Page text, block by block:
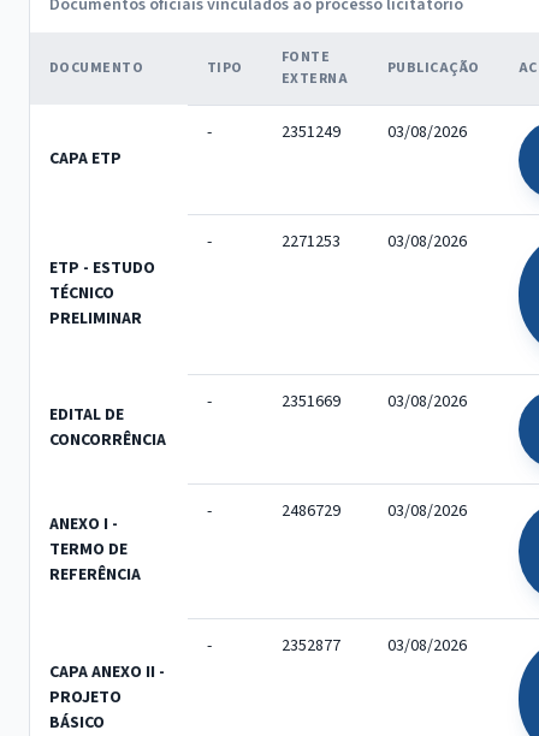
DOCUMENTO TIPO
FONTE
EXTERNA
PUBLICAÇÃO
CAPA ETP
- 2351249 03/08/2026
ETP - ESTUDO
TÉCNICO
PRELIMINAR
- 2271253 03/08/2026
EDITAL DE
CONCORRÊNCIA
- 2351669 03/08/2026
ANEXO I -
TERMO DE
REFERÊNCIA
- 2486729 03/08/2026
CAPA ANEXO II -
PROJETO
BÁSICO
- 2352877 03/08/2026